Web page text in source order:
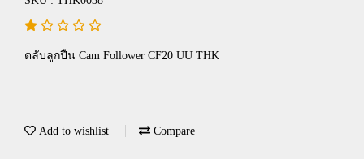
ตลับลูกปืน Cam Follower CF20 UU THK
Add to wishlist Compare